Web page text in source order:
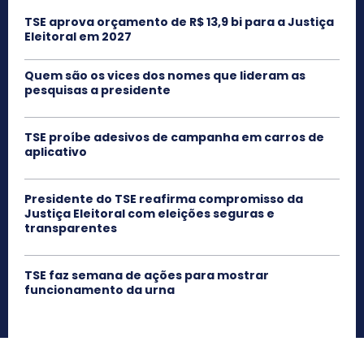
TSE aprova orçamento de R$ 13,9 bi para a Justiça
Eleitoral em 2027
Quem são os vices dos nomes que lideram as
pesquisas a presidente
TSE proíbe adesivos de campanha em carros de
aplicativo
Presidente do TSE reafirma compromisso da
Justiça Eleitoral com eleições seguras e
transparentes
TSE faz semana de ações para mostrar
funcionamento da urna